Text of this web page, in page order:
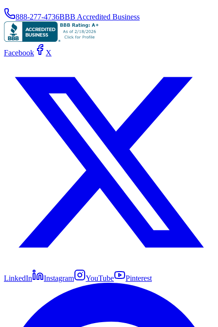
888-277-4736BBB Accredited Business
Facebook X
LinkedIn Instagram YouTube Pinterest